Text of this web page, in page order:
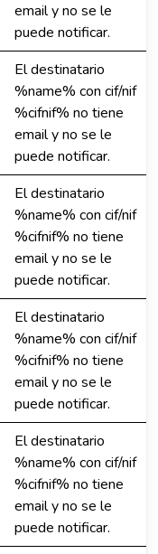
email y no se le
puede notificar.
El destinatario
%name% con cif/nif
%cifnif% no tiene
email y no se le
puede notificar.
El destinatario
%name% con cif/nif
%cifnif% no tiene
email y no se le
puede notificar.
El destinatario
%name% con cif/nif
%cifnif% no tiene
email y no se le
puede notificar.
El destinatario
%name% con cif/nif
%cifnif% no tiene
email y no se le
puede notificar.